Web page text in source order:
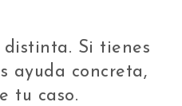
Si tienes
ayuda concreta,
tu caso.